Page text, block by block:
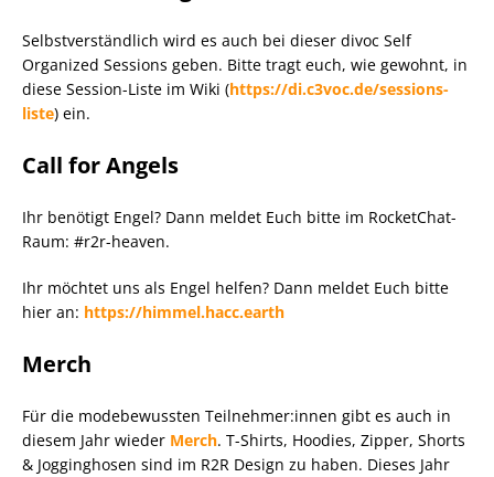
Selbstverständlich wird es auch bei dieser divoc Self
Organized Sessions geben. Bitte tragt euch, wie gewohnt, in
diese Session-Liste im Wiki (https://di.c3voc.de/sessions-
liste) ein.
Call for Angels
Ihr benötigt Engel? Dann meldet Euch bitte im RocketChat-
Raum: #r2r-heaven.
Ihr möchtet uns als Engel helfen? Dann meldet Euch bitte
hier an: https://himmel.hacc.earth
Merch
Für die modebewussten Teilnehmer:innen gibt es auch in
diesem Jahr wieder Merch. T-Shirts, Hoodies, Zipper, Shorts
& Jogginghosen sind im R2R Design zu haben. Dieses Jahr